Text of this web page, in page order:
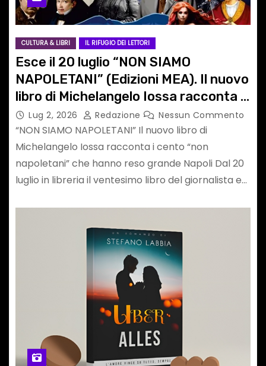
CULTURA & LIBRI IL RIFUGIO DEI LETTORI
Esce il 20 luglio “NON SIAMO
NAPOLETANI” (Edizioni MEA). Il nuovo
libro di Michelangelo Iossa racconta i
cento “non napoletani” che hanno
reso grande Napoli
Lug 2, 2026 Redazione Nessun Commento
“NON SIAMO NAPOLETANI” Il nuovo libro di
Michelangelo Iossa racconta i cento “non
napoletani” che hanno reso grande Napoli Dal 20
luglio in libreria il ventesimo libro del giornalista e…